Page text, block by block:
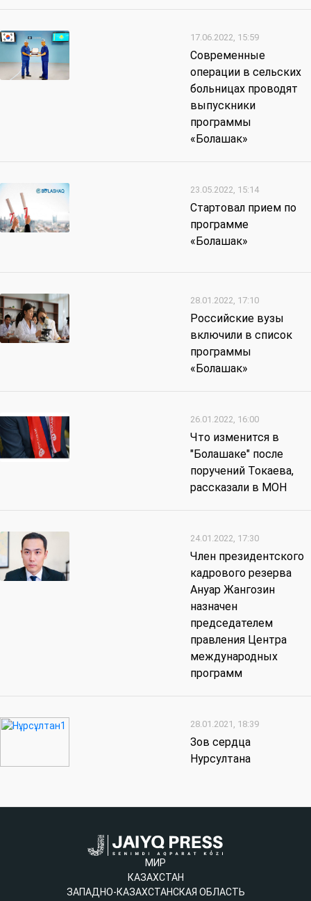
17.06.2022, 15:59
Современные
операции в сельских
больницах проводят
выпускники
программы
«Болашак»
23.05.2022, 15:14
Стартовал прием по
программе
«Болашак»
28.01.2022, 17:10
Российские вузы
включили в список
программы
«Болашак»
26.01.2022, 16:00
Что изменится в
"Болашаке" после
поручений Токаева,
рассказали в МОН
24.01.2022, 17:30
Член президентского
кадрового резерва
Ануар Жангозин
назначен
председателем
правления Центра
международных
программ
28.01.2021, 18:39
Зов сердца
Нурсултана
МИР
КАЗАХСТАН
ЗАПАДНО-КАЗАХСТАНСКАЯ ОБЛАСТЬ